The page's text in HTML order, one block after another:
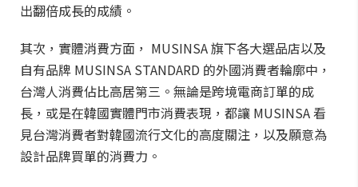
出翻倍成長的成績。
其次，實體消費方面， MUSINSA 旗下各大選品店以及
自有品牌 MUSINSA STANDARD 的外國消費者輪廓中，
台灣人消費佔比高居第三。無論是跨境電商訂單的成
長，或是在韓國實體門市消費表現，都讓 MUSINSA 看
見台灣消費者對韓國流行文化的高度關注，以及願意為
設計品牌買單的消費力。